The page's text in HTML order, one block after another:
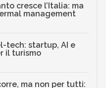
cresce l’Italia: ma
management
tech: startup, AI e
il turismo
ma non per tutti: